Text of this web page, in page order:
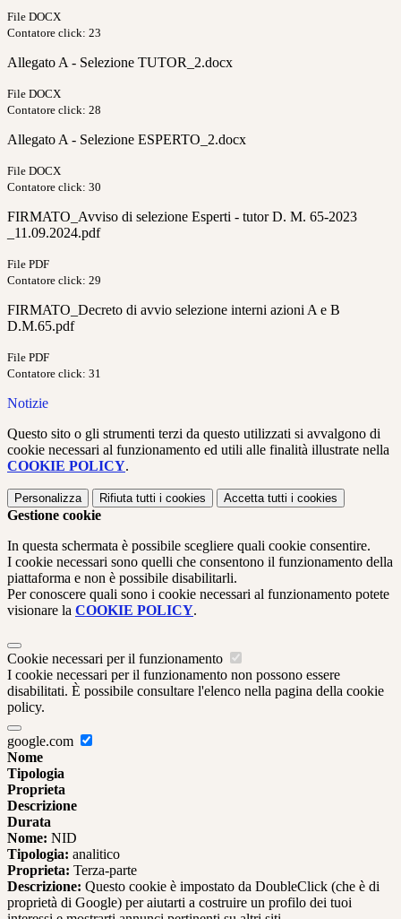
File DOCX
Contatore click: 23
Allegato A - Selezione TUTOR_2.docx
File DOCX
Contatore click: 28
Allegato A - Selezione ESPERTO_2.docx
File DOCX
Contatore click: 30
FIRMATO_Avviso di selezione Esperti - tutor D. M. 65-2023
_11.09.2024.pdf
File PDF
Contatore click: 29
FIRMATO_Decreto di avvio selezione interni azioni A e B
D.M.65.pdf
File PDF
Contatore click: 31
Notizie
Questo sito o gli strumenti terzi da questo utilizzati si avvalgono di
cookie necessari al funzionamento ed utili alle finalità illustrate nella
COOKIE POLICY.
Personalizza Rifiuta tutti i cookies Accetta tutti i cookies
Gestione cookie
In questa schermata è possibile scegliere quali cookie consentire.
I cookie necessari sono quelli che consentono il funzionamento della
piattaforma e non è possibile disabilitarli.
Per conoscere quali sono i cookie necessari al funzionamento potete
visionare la COOKIE POLICY.
Cookie necessari per il funzionamento
I cookie necessari per il funzionamento non possono essere
disabilitati. È possibile consultare l'elenco nella pagina della cookie
policy.
google.com
Nome
Tipologia
Proprieta
Descrizione
Durata
Nome: NID
Tipologia: analitico
Proprieta: Terza-parte
Descrizione: Questo cookie è impostato da DoubleClick (che è di
proprietà di Google) per aiutarti a costruire un profilo dei tuoi